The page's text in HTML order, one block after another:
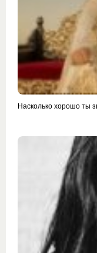
Насколько хорошо ты